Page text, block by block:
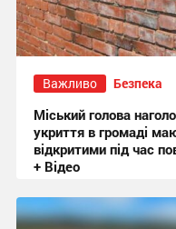
Важливо Безпека
Міський голова
укриття в громаді
відкритими під час
+ Відео
20:50, 3.08.2026